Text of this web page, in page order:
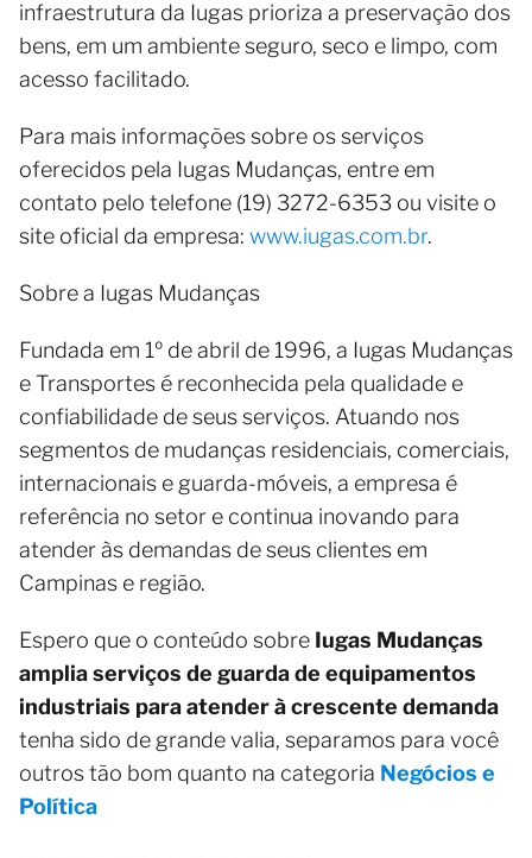
infraestrutura da Iugas prioriza a preservação dos
bens, em um ambiente seguro, seco e limpo, com
acesso facilitado.
Para mais informações sobre os serviços
oferecidos pela Iugas Mudanças, entre em
contato pelo telefone (19) 3272-6353 ou visite o
site oficial da empresa: www.iugas.com.br.
Sobre a Iugas Mudanças
Fundada em 1º de abril de 1996, a Iugas Mudanças
e Transportes é reconhecida pela qualidade e
confiabilidade de seus serviços. Atuando nos
segmentos de mudanças residenciais, comerciais,
internacionais e guarda-móveis, a empresa é
referência no setor e continua inovando para
atender às demandas de seus clientes em
Campinas e região.
Espero que o conteúdo sobre Iugas Mudanças
amplia serviços de guarda de equipamentos
industriais para atender à crescente demanda
tenha sido de grande valia, separamos para você
outros tão bom quanto na categoria Negócios e
Política